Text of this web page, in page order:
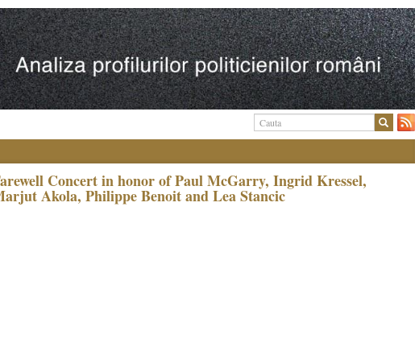
Concert in honor of Paul McGarry, Ingrid Kressel,
Akola, Philippe Benoit and Lea Stancic